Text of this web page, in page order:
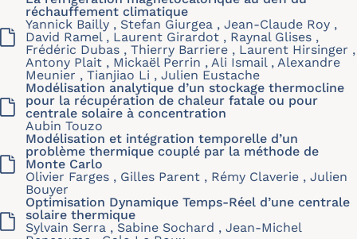
réchauffement climatique
Yannick Bailly , Stefan Giurgea , Jean-Claude Roy ,
David Ramel , Laurent Girardot , Raynal Glises ,
Frédéric Dubas , Thierry Barriere , Laurent Hirsinger ,
Antony Plait , Mickaël Perrin , Ali Ismail , Alexandre
Meunier , Tianjiao Li , Julien Eustache
Modélisation analytique d’un stockage thermocline
pour la récupération de chaleur fatale ou pour
centrale solaire à concentration
Aubin Touzo
Modélisation et intégration temporelle d’un
problème thermique couplé par la méthode de
Monte Carlo
Olivier Farges , Gilles Parent , Rémy Claverie , Julien
Bouyer
Optimisation Dynamique Temps-Réel d’une centrale
solaire thermique
Sylvain Serra , Sabine Sochard , Jean-Michel